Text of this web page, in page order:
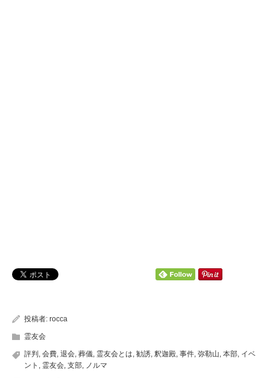
投稿者: rocca
霊友会
評判 , 会費, 退会, 葬儀, 霊友会とは, 勧誘, 釈迦殿, 事件, 弥勒山, 本部, イベ
ント , 霊友会, 支部, ノルマ